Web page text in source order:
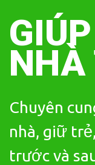
content
Chuyên
nhà, giữ
trước và